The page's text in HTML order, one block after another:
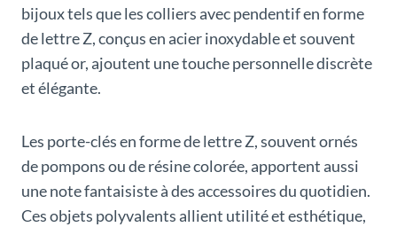
bijoux tels que les colliers avec pendentif en forme
de lettre Z, conçus en acier inoxydable et souvent
plaqué or, ajoutent une touche personnelle discrète
et élégante.
Les porte-clés en forme de lettre Z, souvent ornés
de pompons ou de résine colorée, apportent aussi
une note fantaisiste à des accessoires du quotidien.
Ces objets polyvalents allient utilité et esthétique,